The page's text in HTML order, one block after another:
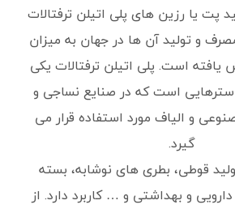
پت یا رزین های پلی اتیلن ترفتالات
و تولید آن ها در جهان به میزان
یافته است. پلی اتیلن ترفتالات یکی
است که در صنایع نساجی و
و الیاف مورد استفاده قرار می
گیرد.
قوطی، بطری های نوشابه، بسته
و بهداشتی و … کاربرد دارد. از